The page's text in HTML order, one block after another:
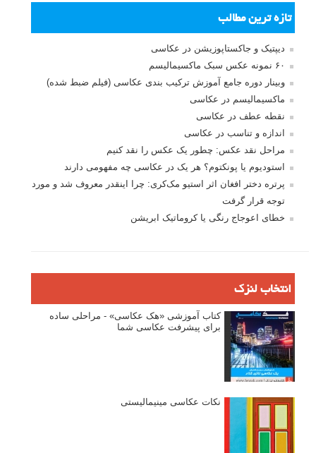
تازه ترین مطالب
دیپتیک و جاکستا‌پوزیشن در عکاسی
۶۰ نمونه عکس سبک ماکسیمالیسم
وبینار دوره جامع آموزش ترکیب بندی عکاسی (فیلم ضبط شده)
ماکسیمالیسم در عکاسی
نقطه عطف در عکاسی
اندازه و تناسب در عکاسی
مراحل نقد عکس: چطور یک عکس را نقد کنیم
استودیوم یا پونکتوم؟ هر یک در عکاسی چه مفهومی دارند
پرتره دختر افغان اثر استیو مک‌کری: چرا اینقدر معروف شد و مورد
توجه قرار گرفت
خطای اعوجاج رنگی یا کروماتیک ابریشن
انتخاب لنزک
کتاب آموزشی «هک عکاسی» - مراحلی ساده
برای پیشرفت عکاسی شما
نکات عکاسی مینیمالیستی